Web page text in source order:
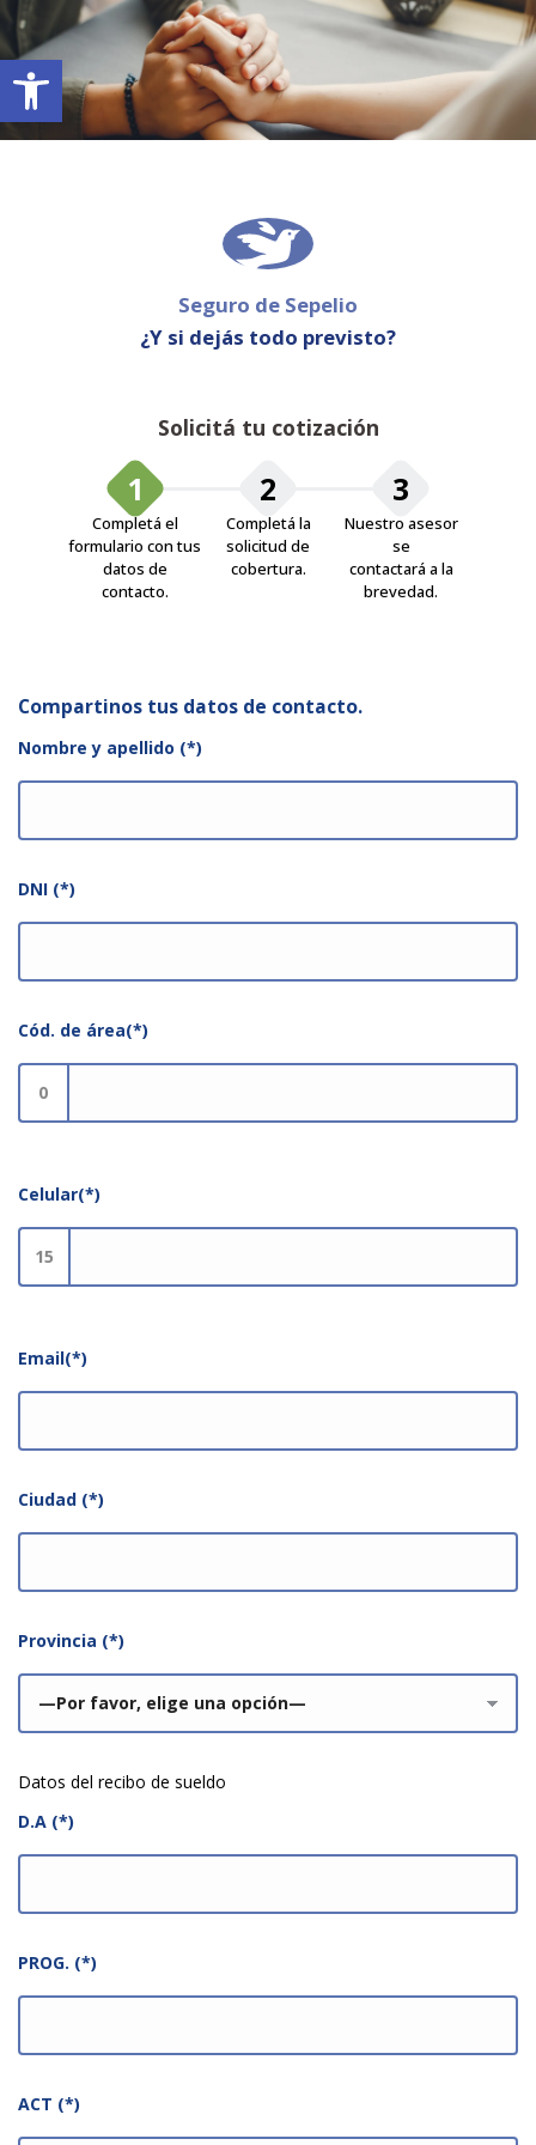
Abrir barra de herramientas
Seguro de Sepelio
¿Y si dejás todo previsto?
Solicitá tu cotización
1
Completá el
formulario con tus
datos de
contacto.
2
Completá la
solicitud de
cobertura.
3
Nuestro asesor
se
contactará a la
brevedad.
Compartinos tus datos de contacto.
Nombre y apellido (*)
DNI (*)
Cód. de área(*)
0
Celular(*)
15
Email(*)
Ciudad (*)
Provincia (*)
Datos del recibo de sueldo
D.A (*)
PROG. (*)
ACT (*)